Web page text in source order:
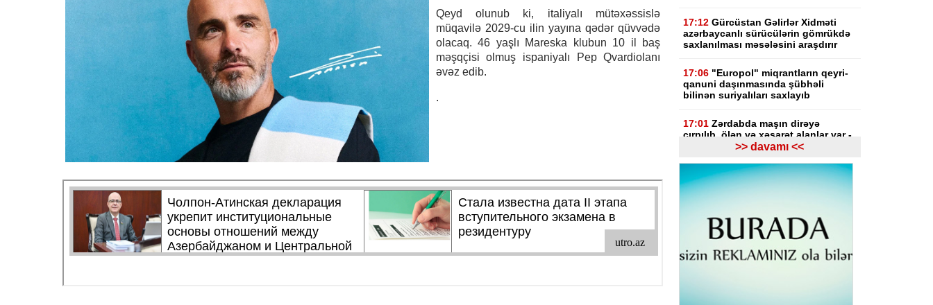
Qeyd olunub ki, italiyalı mütəxəssislə
müqavilə 2029-cu ilin yayına qədər qüvvədə
olacaq. 46 yaşlı Mareska klubun 10 il baş
məşqçisi olmuş ispaniyalı Pep Qvardiolanı
əvəz edib.
.
17:12 Gürcüstan Gəlirlər Xidməti
azərbaycanlı sürücülərin gömrükdə
saxlanılması məsələsini araşdırır
17:06 "Europol" miqrantların qeyri-
qanuni daşınmasında şübhəli
bilinən suriyalıları saxlayıb
17:01 Zərdabda maşın dirəyə
çırpılıb, ölən və xəsarət alanlar var -
16:31 Bu il dövlət büdcəsinə 11,5
mlrd. manata yaxın vergi daxil olub
təcili iclas təyin olundu
15:53 Ceyhun Bayramov: Rusiya və
Ukrayna arasındakı hərbi
>> davamı <<